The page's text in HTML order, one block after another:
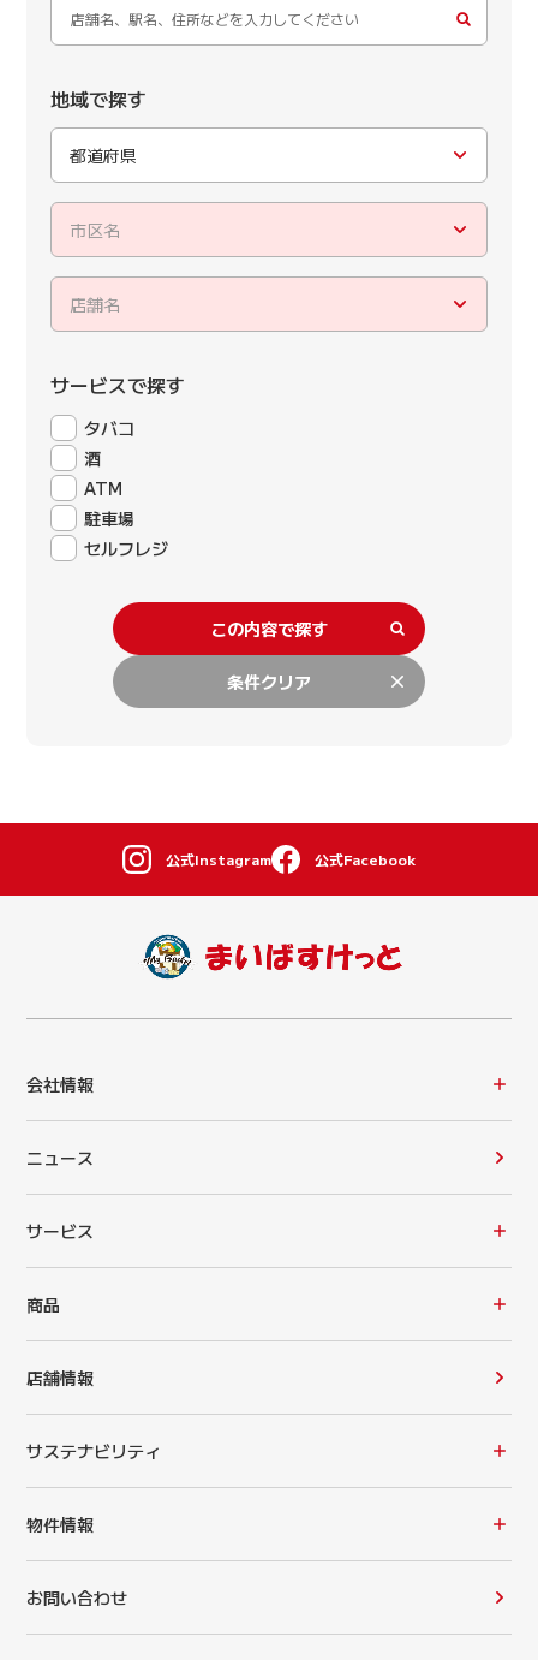
地域で探す
都道府県
市区名
店舗名
サービスで探す
タバコ
酒
ATM
駐車場
セルフレジ
この内容で探す
条件クリア
公式Instagram 公式Facebook
会社情報
ニュース
サービス
商品
店舗情報
サステナビリティ
物件情報
お問い合わせ